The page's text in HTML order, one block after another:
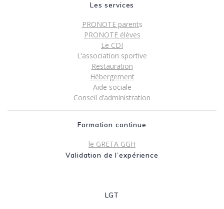
Les services
PRONOTE parents
PRONOTE élèves
Le CDI
L’association sportive
Restauration
Hébergement
Aide sociale
Conseil d’administration
Formation continue
le GRETA GGH
Validation de l’expérience
LGT